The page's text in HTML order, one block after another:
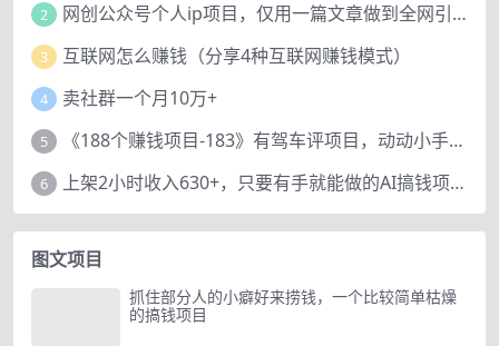
2 网创公众号个人ip项目，仅用一篇文章做到全网引流！
3 互联网怎么赚钱（分享4种互联网赚钱模式）
4 卖社群一个月10万+
5 《188个赚钱项目-183》有驾车评项目，动动小手，复制粘贴赚44元！
6 上架2小时收入630+，只要有手就能做的AI搞钱项目，奶奶看完都能学会!
图文项目
抓住部分人的小癖好来捞钱，一个比较简单枯燥
的搞钱项目